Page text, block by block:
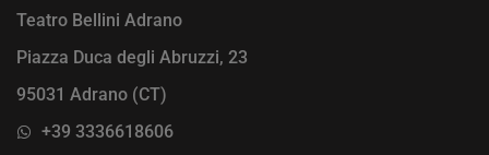
Teatro Bellini Adrano
Piazza Duca degli Abruzzi, 23
95031 Adrano (CT)
+39 3336618606